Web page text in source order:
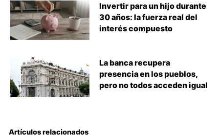
Invertir para un hijo durante
30 años: la fuerza real del
interés compuesto
La banca recupera
presencia en los pueblos,
pero no todos acceden igual
Artículos relacionados